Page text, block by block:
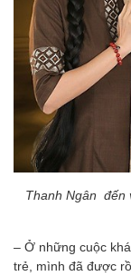
Thanh Ngân đến
– Ở những cuộc
trẻ, mình đã được